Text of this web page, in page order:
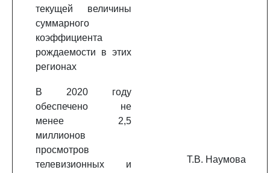
текущей величины
суммарного
коэффициента
рождаемости в этих
регионах
В 2020 году
обеспечено не
менее 2,5
миллионов
просмотров
телевизионных и
Т.В. Наумова